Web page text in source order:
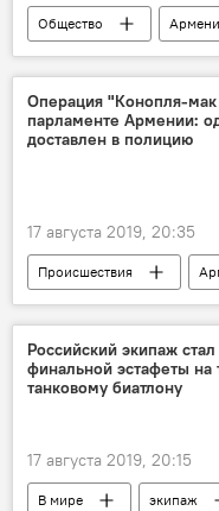
Общество
село
крепость
Операция "Конопля-мак
парламенте Армении:
доставлен в полицию
17 августа 2019, 20:35
Происшествия
конопля
Новости Армения
Российский экипаж
финальной эстафеты на
танковому биатлону
17 августа 2019, 20:15
В мире экипаж